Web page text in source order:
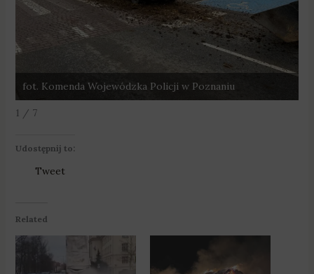
fot. Komenda Wojewódzka Policji w Poznaniu
1 / 7
Udostępnij to:
Tweet
Related